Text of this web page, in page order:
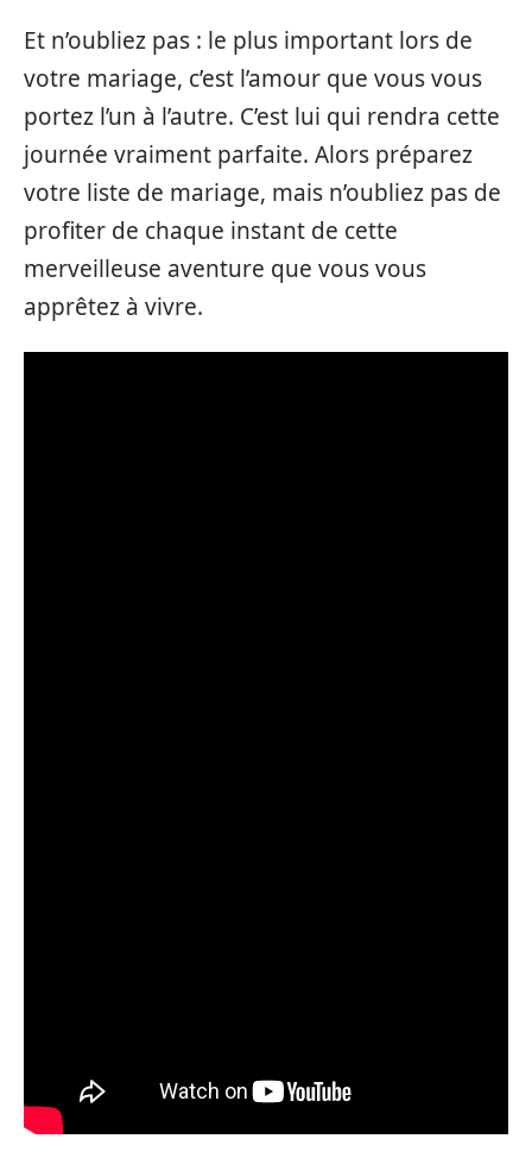
Et n’oubliez pas : le plus important lors de
votre mariage, c’est l’amour que vous vous
portez l’un à l’autre. C’est lui qui rendra cette
journée vraiment parfaite. Alors préparez
votre liste de mariage, mais n’oubliez pas de
profiter de chaque instant de cette
merveilleuse aventure que vous vous
apprêtez à vivre.